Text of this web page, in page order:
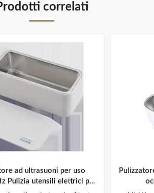
correlati
ad ultrasuoni per uso
Pulizia utensili elettrici per